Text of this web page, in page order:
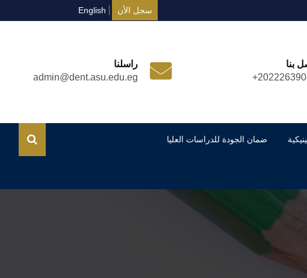
سجل الأن English
بنا
راسلنا
admin@dent.asu.edu.eg
ضمان الجودة للدراسات العليا